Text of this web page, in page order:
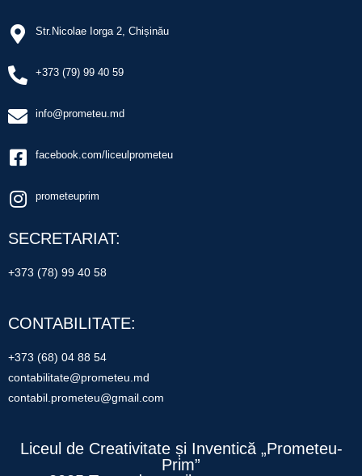
Str.Nicolae Iorga 2, Chișinău
+373 (79) 99 40 59
info@prometeu.md
facebook.com/liceulprometeu
prometeuprim
SECRETARIAT:
+373 (78) 99 40 58
CONTABILITATE:
+373 (68) 04 88 54
contabilitate@prometeu.md
contabil.prometeu@gmail.com
Liceul de Creativitate și Inventică „Prometeu-
Prim”